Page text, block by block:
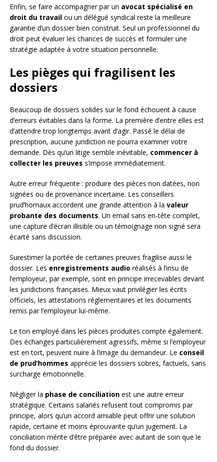
Enfin, se faire accompagner par un avocat spécialisé en
droit du travail ou un délégué syndical reste la meilleure
garantie d’un dossier bien construit. Seul un professionnel du
droit peut évaluer les chances de succès et formuler une
stratégie adaptée à votre situation personnelle.
Les pièges qui fragilisent les
dossiers
Beaucoup de dossiers solides sur le fond échouent à cause
d’erreurs évitables dans la forme. La première d’entre elles est
d’attendre trop longtemps avant d’agir. Passé le délai de
prescription, aucune juridiction ne pourra examiner votre
demande. Dès qu’un litige semble inévitable, commencer à
collecter les preuves s’impose immédiatement.
Autre erreur fréquente : produire des pièces non datées, non
signées ou de provenance incertaine. Les conseillers
prud’homaux accordent une grande attention à la valeur
probante des documents. Un email sans en-tête complet,
une capture d’écran illisible ou un témoignage non signé sera
écarté sans discussion.
Surestimer la portée de certaines preuves fragilise aussi le
dossier. Les enregistrements audio réalisés à l’insu de
l’employeur, par exemple, sont en principe irrecevables devant
les juridictions françaises. Mieux vaut privilégier les écrits
officiels, les attestations réglementaires et les documents
remis par l’employeur lui-même.
Le ton employé dans les pièces produites compte également.
Des échanges particulièrement agressifs, même si l’employeur
est en tort, peuvent nuire à l’image du demandeur. Le conseil
de prud’hommes apprécie les dossiers sobres, factuels, sans
surcharge émotionnelle.
Négliger la phase de conciliation est une autre erreur
stratégique. Certains salariés refusent tout compromis par
principe, alors qu’un accord amiable peut offrir une solution
rapide, certaine et moins éprouvante qu’un jugement. La
conciliation mérite d’être préparée avec autant de soin que le
fond du dossier.